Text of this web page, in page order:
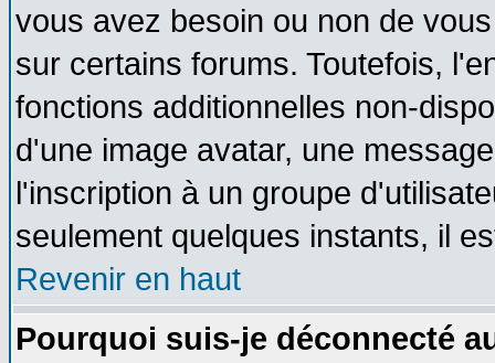
vous avez besoin ou non de
sur certains forums. Toutefois,
fonctions additionnelles non-
d'une image avatar, une
l'inscription à un groupe
seulement quelques instants, il
Revenir en haut
Pourquoi suis-je déconnecté